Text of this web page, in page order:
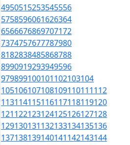
4950515253545556
5758596061626364
6566676869707172
7374757677787980
8182838485868788
8990919293949596
979899100101102103104
105106107108109110111112
113114115116117118119120
121122123124125126127128
129130131132133134135136
137138139140141142143144